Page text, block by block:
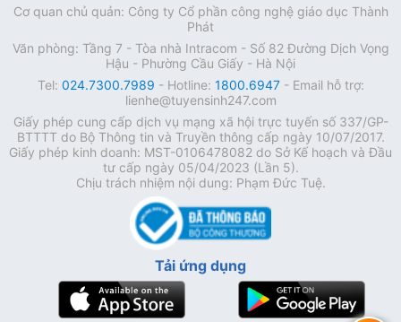
Cơ quan chủ quản: Công ty Cổ phần công nghệ giáo dục Thành
Phát
Văn phòng: Tầng 7 - Tòa nhà Intracom - Số 82 Đường Dịch Vọng
Hậu - Phường Cầu Giấy - Hà Nội
Tel: 024.7300.7989 - Hotline: 1800.6947- Email hỗ trợ:
lienhe@tuyensinh247.com
Giấy phép cung cấp dịch vụ mạng xã hội trực tuyến số 337/GP-
BTTTT do Bộ Thông tin và Truyền thông cấp ngày 10/07/2017.
Giấy phép kinh doanh: MST-0106478082 do Sở Kế hoạch và Đầu
tư cấp ngày 05/04/2023 (Lần 5).
Chịu trách nhiệm nội dung: Phạm Đức Tuệ.
Tải ứng dụng